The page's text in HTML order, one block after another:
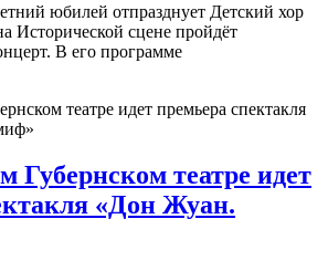
юбилей отпразднует Детский хор
Исторической сцене пройдёт
В его программе
Губернском театре идет
«Дон Жуан.